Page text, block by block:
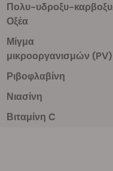
Πολυ-υδροξυ-
Οξέα
Μίγμα
μικροοργανισμών (PV)
Ριβοφλαβίνη
Νιασίνη
Βιταμίνη C